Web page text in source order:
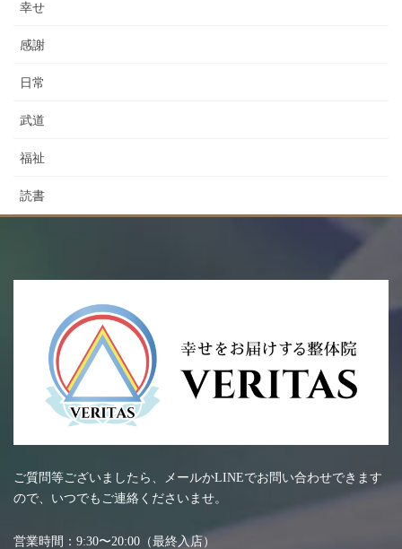
幸せ
感謝
日常
武道
福祉
読書
ご質問等ございましたら、メールかLINEでお問い合わせできます
ので、いつでもご連絡くださいませ。
営業時間：9:30〜20:00（最終入店）